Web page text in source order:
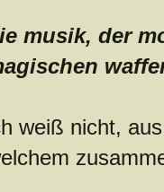
musik, der
weiß nicht,